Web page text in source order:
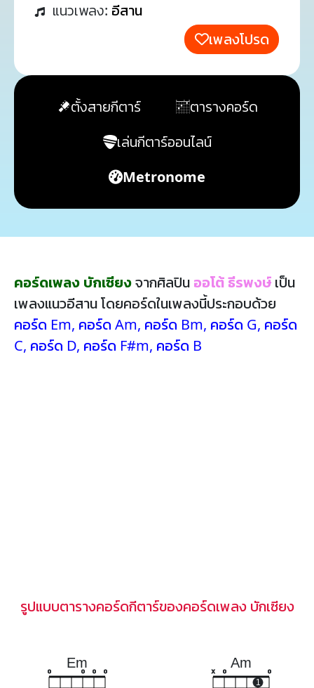
แนวเพลง: อีสาน
เพลงโปรด
ตั้งสายกีตาร์
ตารางคอร์ด
เล่นกีตาร์ออนไลน์
Metronome
คอร์ดเพลง บักเซียงจากศิลปิน ออโต้ ธีรพงษ์ เป็น
เพลงแนวอีสาน โดยคอร์ดในเพลงนี้ประกอบด้วย
คอร์ด Em, คอร์ด Am, คอร์ด Bm, คอร์ด G, คอร์ด
C, คอร์ด D, คอร์ด F#m, คอร์ด B
รูปแบบตารางคอร์ดกีตาร์ของคอร์ดเพลง บักเซียง
Em
o o o o
Am
x o
1
o